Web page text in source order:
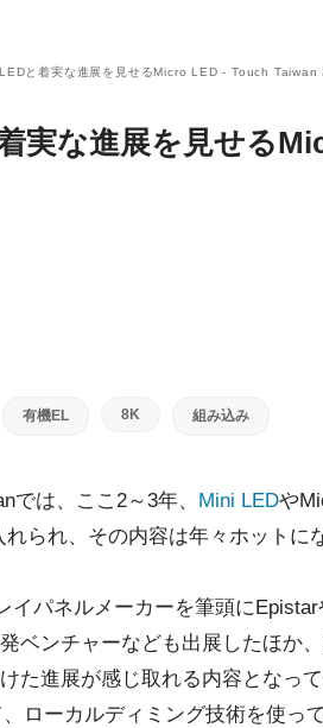
と着実な進展を見せるMicro LED - Touch Taiwan
実な進展を見せる
有機EL 8K 組み込み
では、ここ2～3年、 Mini LEDや
られ、その内容は年々ホットに
イパネルメーカーを筆頭に
ベンチャーなども出展したほか
た進展が感じ取れる内容となっ
ローカルディミング技術を使っ